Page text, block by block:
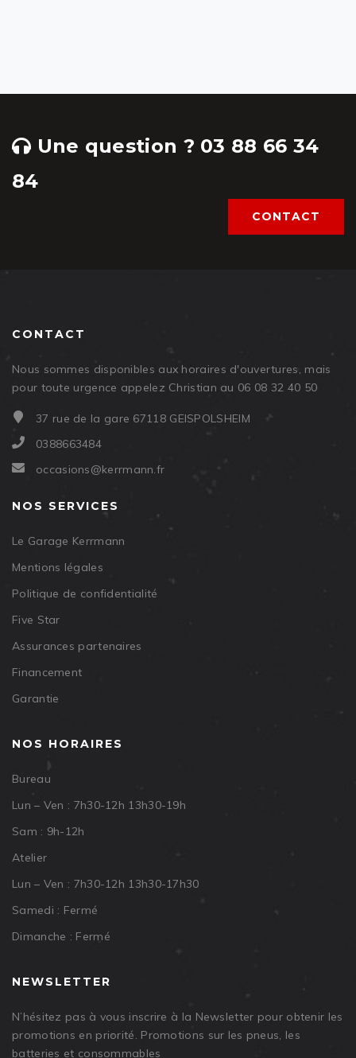
Une question ? 03 88 66 34
84
CONTACT
CONTACT
Nous sommes disponibles aux horaires d'ouvertures, mais
pour toute urgence appelez Christian au 06 08 32 40 50
37 rue de la gare 67118 GEISPOLSHEIM
0388663484
occasions@kerrmann.fr
NOS SERVICES
Le Garage Kerrmann
Mentions légales
Politique de confidentialité
Five Star
Assurances partenaires
Financement
Garantie
NOS HORAIRES
Bureau
Lun – Ven : 7h30-12h 13h30-19h
Sam : 9h-12h
Atelier
Lun – Ven : 7h30-12h 13h30-17h30
Samedi : Fermé
Dimanche : Fermé
NEWSLETTER
N’hésitez pas à vous inscrire à la Newsletter pour obtenir les
promotions en priorité. Promotions sur les pneus, les
batteries et consommables